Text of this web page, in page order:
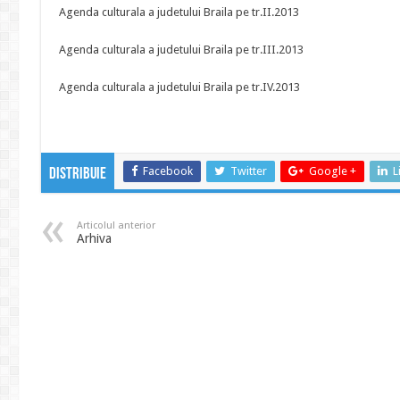
Agenda culturala a judetului Braila pe tr.II.2013
Agenda culturala a judetului Braila pe tr.III.2013
Agenda culturala a judetului Braila pe tr.IV.2013
Distribuie Facebook Twitter Google +
Articolul anterior
Arhiva